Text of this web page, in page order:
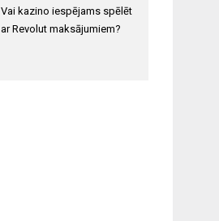
Vai kazino iespējams spēlēt
ar Revolut maksājumiem?